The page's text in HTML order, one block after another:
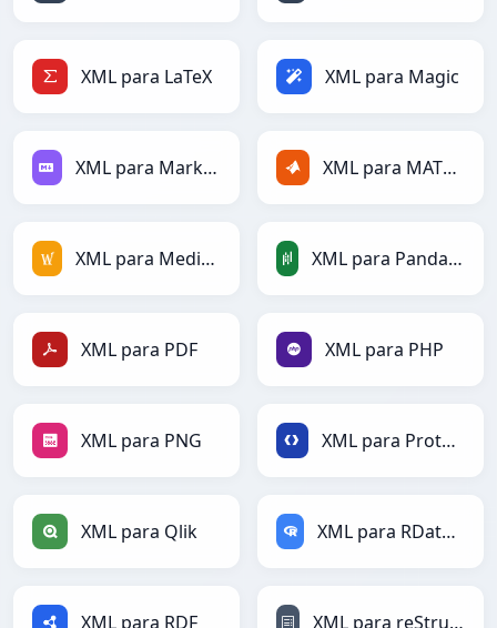
XML para LaTeX XML para Magic
XML para Markdown XML para MATLAB
XML para MediaWiki XML para PandasDataFrame
XML para PDF XML para PHP
XML para PNG XML para Protobuf
XML para Qlik XML para RDataFrame
XML para RDF XML para reStructuredText